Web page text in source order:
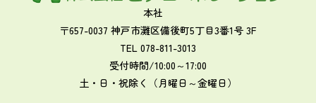
本社
〒657-0037 神戸市灘区備後町5丁目3番1号 3F
TEL 078-811-3013
受付時間/10:00～17:00
土・日・祝除く（月曜日～金曜日）